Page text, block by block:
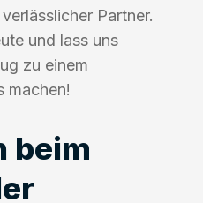
Partner.
und lass uns
zu einem
machen!
beim